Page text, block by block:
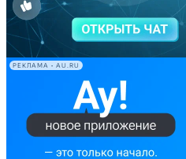
РЕКЛАМА • AU.RU